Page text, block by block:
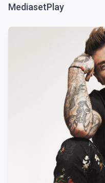
MediasetPlay